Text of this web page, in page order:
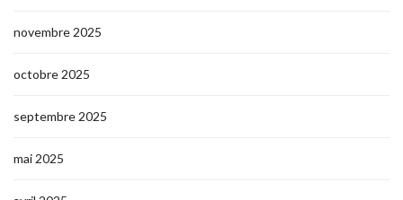
novembre 2025
octobre 2025
septembre 2025
mai 2025